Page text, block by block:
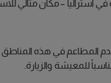
في أستراليا – مكان
في هذه المناطق
للمعيشة والزيارة.